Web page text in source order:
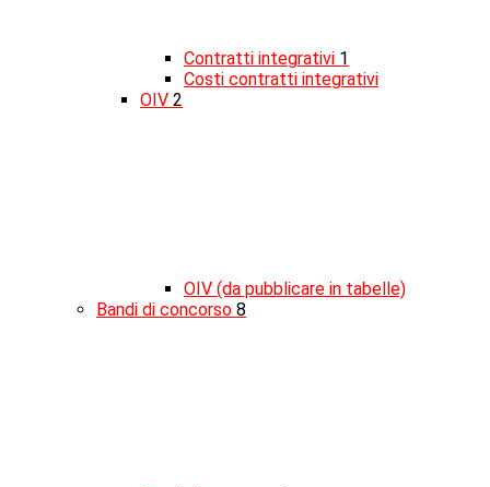
Contratti integrativi 1
Costi contratti integrativi
OIV 2
OIV (da pubblicare in tabelle)
Bandi di concorso 8